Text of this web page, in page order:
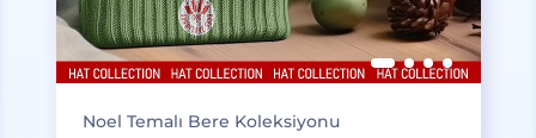
Noel Temalı Bere Koleksiyonu